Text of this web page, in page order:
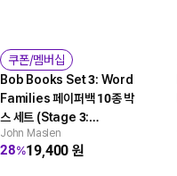
쿠폰/멤버십
Bob Books Set 3: Word
Families 페이퍼백 10종 박
스 세트 (Stage 3:
Developing Reader)
John Maslen
28%19,400원